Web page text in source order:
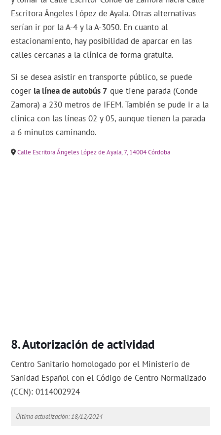
Escritora Ángeles López de Ayala. Otras alternativas
serían ir por la A-4 y la A-3050. En cuanto al
estacionamiento, hay posibilidad de aparcar en las
calles cercanas a la clínica de forma gratuita.
Si se desea asistir en transporte público, se puede
coger la línea de autobús 7 que tiene parada (Conde
Zamora) a 230 metros de IFEM. También se pude ir a la
clínica con las líneas 02 y 05, aunque tienen la parada
a 6 minutos caminando.
Calle Escritora Ángeles López de Ayala, 7, 14004 Córdoba
Autorización de actividad
Centro Sanitario homologado por el Ministerio de
Sanidad Español con el Código de Centro Normalizado
(CCN): 0114002924
Última actualización: 18/12/2024